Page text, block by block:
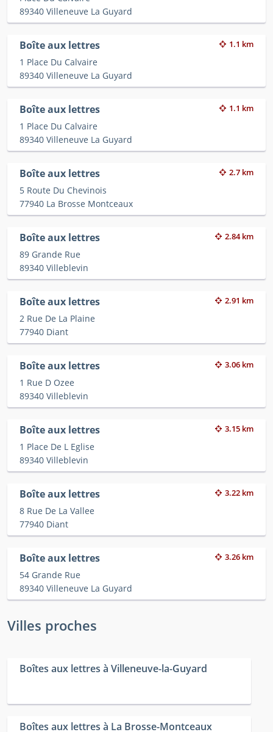
89340 Villeneuve La Guyard
Boîte aux lettres 1.1 km
1 Place Du Calvaire
89340 Villeneuve La Guyard
Boîte aux lettres 1.1 km
1 Place Du Calvaire
89340 Villeneuve La Guyard
Boîte aux lettres 2.7 km
5 Route Du Chevinois
77940 La Brosse Montceaux
Boîte aux lettres 2.84 km
89 Grande Rue
89340 Villeblevin
Boîte aux lettres 2.91 km
2 Rue De La Plaine
77940 Diant
Boîte aux lettres 3.06 km
1 Rue D Ozee
89340 Villeblevin
Boîte aux lettres 3.15 km
1 Place De L Eglise
89340 Villeblevin
Boîte aux lettres 3.22 km
8 Rue De La Vallee
77940 Diant
Boîte aux lettres 3.26 km
54 Grande Rue
89340 Villeneuve La Guyard
Villes proches
Boîtes aux lettres à Villeneuve-la-Guyard
Boîtes aux lettres à La Brosse-Montceaux